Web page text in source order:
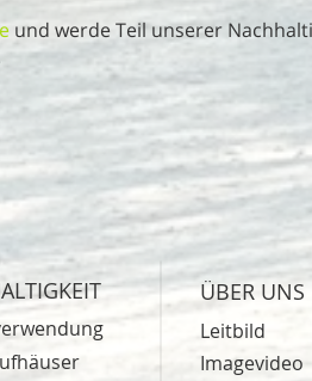
und werde Teil unserer
ÜBER UNS
Leitbild
Imagevideo